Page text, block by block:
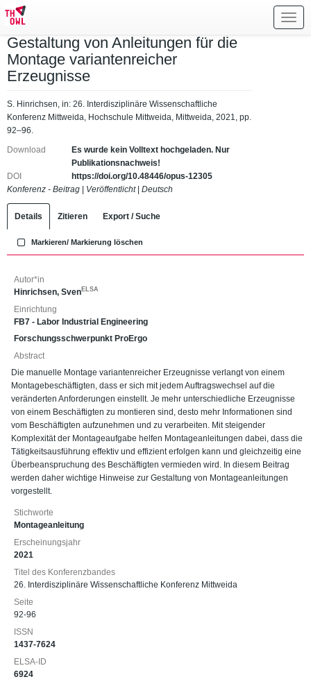
Gestaltung von Anleitungen für die
Montage variantenreicher
Erzeugnisse
S. Hinrichsen, in: 26. Interdisziplinäre Wissenschaftliche
Konferenz Mittweida, Hochschule Mittweida, Mittweida, 2021, pp.
92–96.
Download
Es wurde kein Volltext hochgeladen. Nur
Publikationsnachweis!
DOI
https://doi.org/10.48446/opus-12305
Konferenz - Beitrag
Veröffentlicht| Deutsch
Details Zitieren Export / Suche
Markieren/ Markierung löschen
Autor*in
Hinrichsen, Sven ELSA
Einrichtung
FB7 - Labor Industrial Engineering
Forschungsschwerpunkt ProErgo
Abstract
Die manuelle Montage variantenreicher Erzeugnisse verlangt von einem
Montagebeschäftigten, dass er sich mit jedem Auftragswechsel auf die
veränderten Anforderungen einstellt. Je mehr unterschiedliche Erzeugnisse
von einem Beschäftigten zu montieren sind, desto mehr Informationen sind
vom Beschäftigten aufzunehmen und zu verarbeiten. Mit steigender
Komplexität der Montageaufgabe helfen Montageanleitungen dabei, dass die
Tätigkeitsausführung effektiv und effizient erfolgen kann und gleichzeitig eine
Überbeanspruchung des Beschäftigten vermieden wird. In diesem Beitrag
werden daher wichtige Hinweise zur Gestaltung von Montageanleitungen
vorgestellt.
Stichworte
Montageanleitung
Erscheinungsjahr
2021
Titel des Konferenzbandes
26. Interdisziplinäre Wissenschaftliche Konferenz Mittweida
Seite
92-96
ISSN
1437-7624
ELSA-ID
6924